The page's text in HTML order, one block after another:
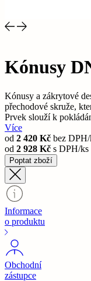
Kónusy
Kónusy a zákrytové
přechodové skruže,
Prvek slouží k
Více
od 2 420 Kč bez
od 2 928 Kč s DPH/ks
Poptat zboží
Informace
o produktu
Obchodní
zástupce